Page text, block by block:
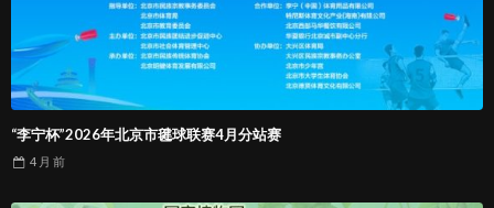
“李宁杯”2026年北京市毽球联赛4月分站赛
4 月 前